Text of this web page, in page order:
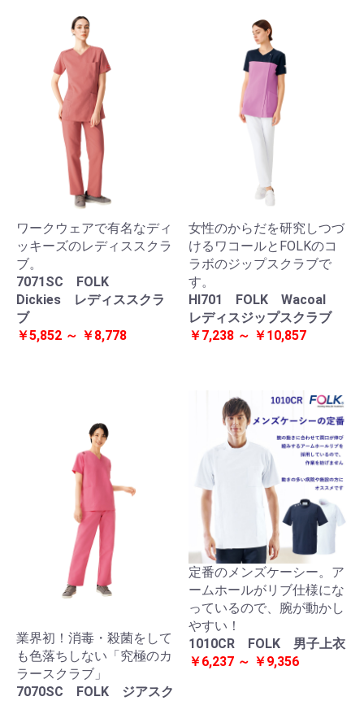
ワークウェアで有名なディ
ッキーズのレディススクラ
ブ。
7071SC FOLK
Dickies レディススクラ
ブ
￥5,852 ～ ￥8,778
女性のからだを研究しつづ
けるワコールとFOLKのコ
ラボのジップスクラブで
す。
HI701 FOLK Wacoal
レディスジップスクラブ
￥7,238 ～ ￥10,857
業界初！消毒・殺菌をして
も色落ちしない「究極のカ
ラースクラブ」
7070SC FOLK ジアスク
定番のメンズケーシー。ア
ームホールがリブ仕様にな
っているので、腕が動かし
やすい！
1010CR FOLK 男子上衣
￥6,237 ～ ￥9,356